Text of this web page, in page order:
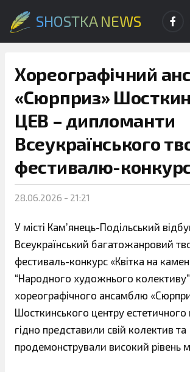
SHOSTKA NEWS
Хореографічний
«Сюрприз»
ЦЕВ – дипломанти
Всеукраїнського
фестивалю-
28.06.2026 - 21:21
У місті Кам’янець-Подільський
Всеукраїнський багатожанровий
фестиваль-конкурс «Квітка на
“Народного художнього колективу”
хореографічного ансамблю
Шосткинського центру естетичного
гідно представили свій колектив та
продемонстрували високий рівень